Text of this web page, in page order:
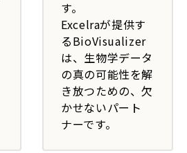
す。
Excelraが提供す
るBioVisualizer
は、生物学データ
の真の可能性を解
き放つための、欠
かせないパート
ナーです。